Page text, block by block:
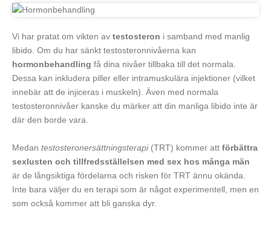
Vi har pratat om vikten av testosteron i samband med manlig
libido. Om du har sänkt testosteronnivåerna kan
hormonbehandling få dina nivåer tillbaka till det normala.
Dessa kan inkludera piller eller intramuskulära injektioner (vilket
innebär att de injiceras i muskeln). Även med normala
testosteronnivåer kanske du märker att din manliga libido inte är
där den borde vara.
Medan testosteronersättningsterapi(TRT) kommer att förbättra
sexlusten och tillfredsställelsen med sex hos många män
är de långsiktiga fördelarna och risken för TRT ännu okända.
Inte bara väljer du en terapi som är något experimentell, men en
som också kommer att bli ganska dyr.